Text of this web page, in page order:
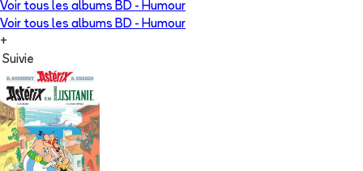
Voir tous les albums BD - Humour
Voir tous les albums BD - Humour
+
Suivie